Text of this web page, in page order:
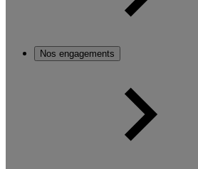
Nos engagements